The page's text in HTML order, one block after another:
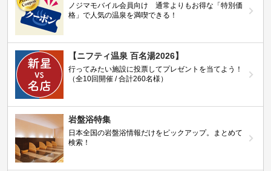
ノジマモバイル会員向け 通常よりもお得な「特別価
格」で人気の温泉を満喫できる！
【ニフティ温泉 百名湯2026】
行ってみたい施設に投票してプレゼントを当てよう！
（全10回開催 / 合計260名様）
岩盤浴特集
日本全国の岩盤浴情報だけをピックアップ。まとめて
検索！